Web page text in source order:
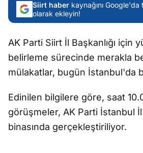
Siirt haber kaynağını
olarak ekleyin!
AK Parti Siirt İl Başkanlığı için
belirleme sürecinde merakla
mülakatlar, bugün İstanbul'da
Edinilen bilgilere göre, saat
görüşmeler, AK Parti İstanbul İl
binasında gerçekleştiriliyor.